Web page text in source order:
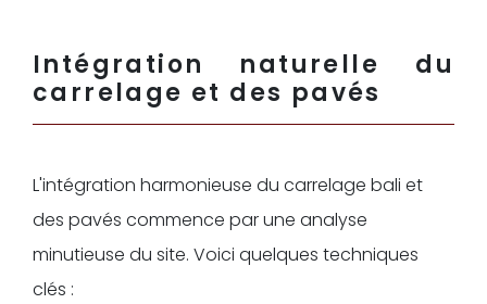
Intégration naturelle du
carrelage et des pavés
L'intégration harmonieuse du carrelage bali et
des pavés commence par une analyse
minutieuse du site. Voici quelques techniques
clés :